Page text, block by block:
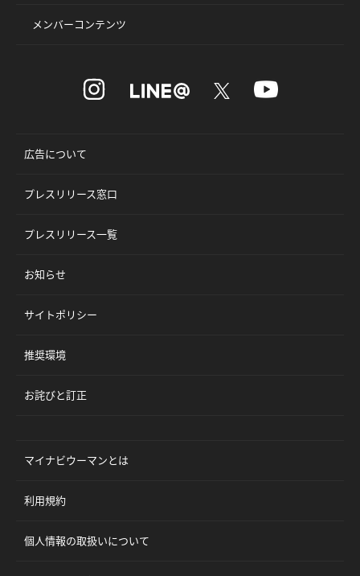
メンバーコンテンツ
広告について
プレスリリース窓口
プレスリリース一覧
お知らせ
サイトポリシー
推奨環境
お詫びと訂正
マイナビウーマンとは
利用規約
個人情報の取扱いについて